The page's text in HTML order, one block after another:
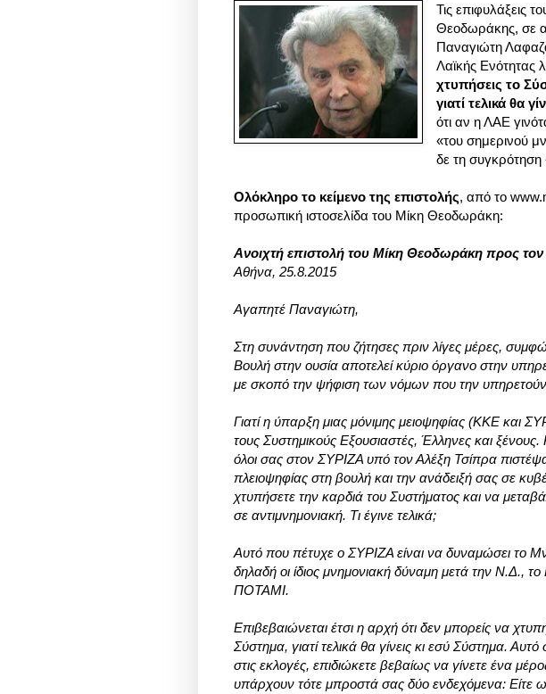
Τις επιφυλάξεις
Θεοδωράκης, σε
Παναγιώτη
Λαϊκής Ενότητας
χτυπήσεις το
γιατί τελικά θα
ότι αν η ΛΑΕ
«του σημερινού
δε τη
Ολόκληρο το κείμενο της επιστολής, από το
προσωπική ιστοσελίδα του Μίκη Θεοδωράκη:
Ανοιχτή επιστολή του Μίκη Θεοδωράκη προς
Αθήνα, 25.8.2015
Αγαπητέ Παναγιώτη,
Στη συνάντηση που ζήτησες πριν λίγες μέρες,
Βουλή στην ουσία αποτελεί κύριο όργανο στην
με σκοπό την ψήφιση των νόμων που την
Γιατί η ύπαρξη μιας μόνιμης μειοψηφίας (ΚΚΕ και
τους Συστημικούς Εξουσιαστές, Έλληνες και
όλοι σας στον ΣΥΡΙΖΑ υπό τον Αλέξη Τσίπρα
πλειοψηφίας στη βουλή και την ανάδειξή σας σε
χτυπήσετε την καρδιά του Συστήματος και να
σε αντιμνημονιακή. Τι έγινε τελικά;
Αυτό που πέτυχε ο ΣΥΡΙΖΑ είναι να δυναμώσει το
δηλαδή οι ίδιος μνημονιακή δύναμη μετά την Ν.Δ.,
ΠΟΤΑΜΙ.
Επιβεβαιώνεται έτσι η αρχή ότι δεν μπορείς να
Σύστημα, γιατί τελικά θα γίνεις κι εσύ Σύστημα.
στις εκλογές, επιδιώκετε βεβαίως να γίνετε ένα
υπάρχουν τότε μπροστά σας δύο ενδεχόμενα: Είτε